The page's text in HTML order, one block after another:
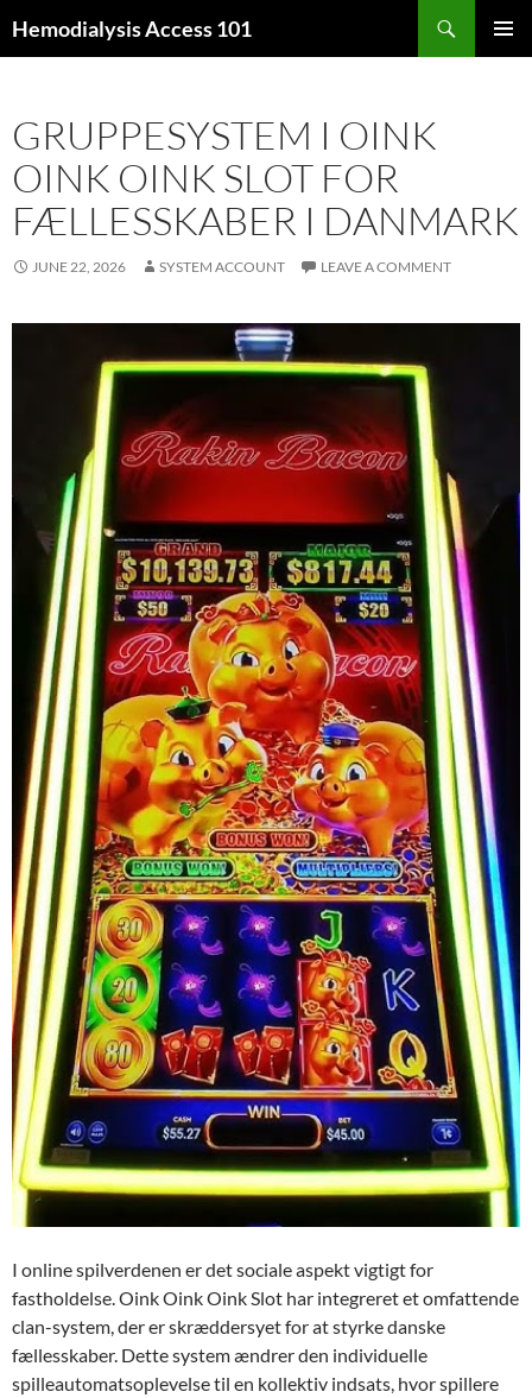
toHemodialysis Access 101
GRUPPESYSTEM I OINK
OINK OINK SLOT FOR
FÆLLESSKABER I DANMARK
JUNE 22, 2026 SYSTEM ACCOUNT LEAVE A COMMENT
I online spilverdenen er det sociale aspekt vigtigt for
fastholdelse. Oink Oink Oink Slot har integreret et omfattende
clan-system, der er skræddersyet for at styrke danske
fællesskaber. Dette system ændrer den individuelle
spilleautomatsoplevelse til en kollektiv indsats, hvor spillere